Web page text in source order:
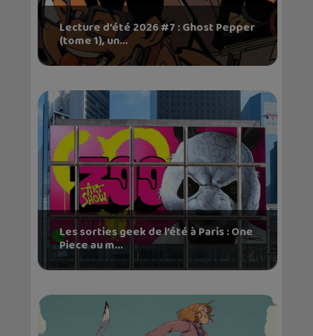
Lecture d’été 2026 #7 : Ghost Pepper
(tome 1), un...
Les sorties geek de l’été à Paris : One
Piece au m...